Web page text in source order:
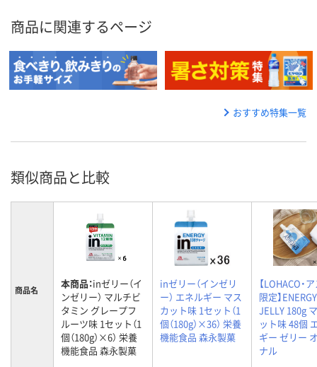
商品に関連するページ
おすすめ特集一覧
類似商品と比較
商品名 本商品：inゼリー（イ
ンゼリー） マルチビ
タミン グレープフ
ルーツ味 1セット（1
個（180g）×6） 栄養
機能食品 森永製菓
inゼリー（インゼリ
ー） エネルギー マス
カット味 1セット（1
個（180g）×36） 栄養
機能食品 森永製菓
【LOHACO・
限定】ENERGY
JELLY 180g
ット味 48個
ギー ゼリー
ナル